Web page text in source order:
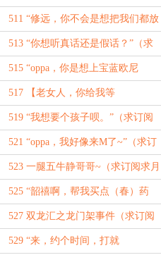
阅求月票）
511 “修远，你不会是想把我们都放
倒躺在一起吧~”（求订阅求月票）
513 “你想听真话还是假话？”（求
订阅求月票）
515 “oppa，你是想上宝蓝欧尼
吗？”（求订阅求月票）
517 【老女人，你给我等
着！！！】（求订阅求月票）
519 “我想要个孩子呗。”（求订阅
求月票）
521 “oppa，我好像来M了~”（求订
阅求月票）
523 一腿五牛静哥哥~（求订阅求月
票）
525 “韶禧啊，帮我买点（春）药
~”（求订阅求月票）
527 双龙汇之龙门架事件（求订阅
求月票）
529 “来，约个时间，打就